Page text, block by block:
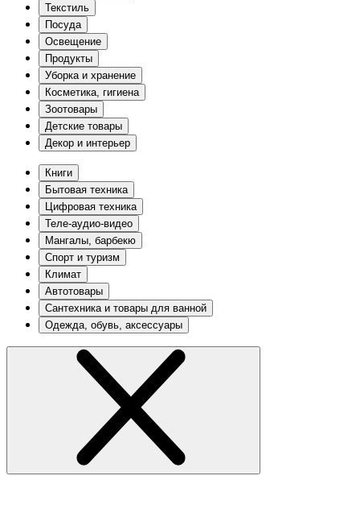
Текстиль
Посуда
Освещение
Продукты
Уборка и хранение
Косметика, гигиена
Зоотовары
Детские товары
Декор и интерьер
Книги
Бытовая техника
Цифровая техника
Теле-аудио-видео
Мангалы, барбекю
Спорт и туризм
Климат
Автотовары
Сантехника и товары для ванной
Одежда, обувь, аксессуары